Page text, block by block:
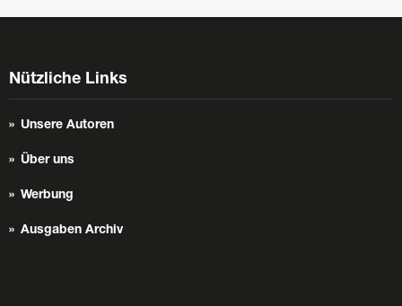
Nützliche Links
Unsere Autoren
Über uns
Werbung
Ausgaben Archiv